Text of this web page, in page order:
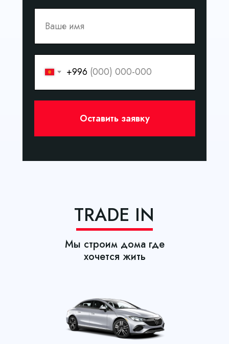
+996
Оставить заявку
TRADE IN
Мы строим дома где
хочется жить